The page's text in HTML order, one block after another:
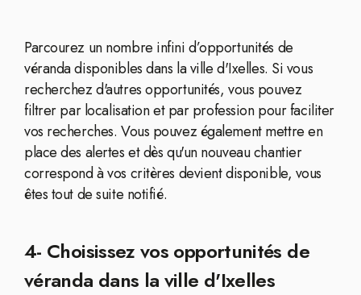
Parcourez un nombre infini d’opportunités de
véranda disponibles dans la ville d'Ixelles. Si vous
recherchez d'autres opportunités, vous pouvez
filtrer par localisation et par profession pour faciliter
vos recherches. Vous pouvez également mettre en
place des alertes et dès qu'un nouveau chantier
correspond à vos critères devient disponible, vous
êtes tout de suite notifié.
4- Choisissez vos opportunités de
véranda dans la ville d'Ixelles